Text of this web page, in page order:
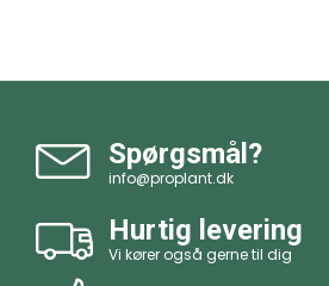
Spørgsmål?
info@proplant.dk
Hurtig levering
Vi kører også gerne til dig